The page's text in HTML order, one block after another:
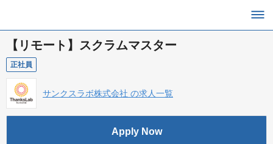
【リモート】スクラムマスター
正社員
サンクスラボ株式会社 の求人一覧
Apply Now